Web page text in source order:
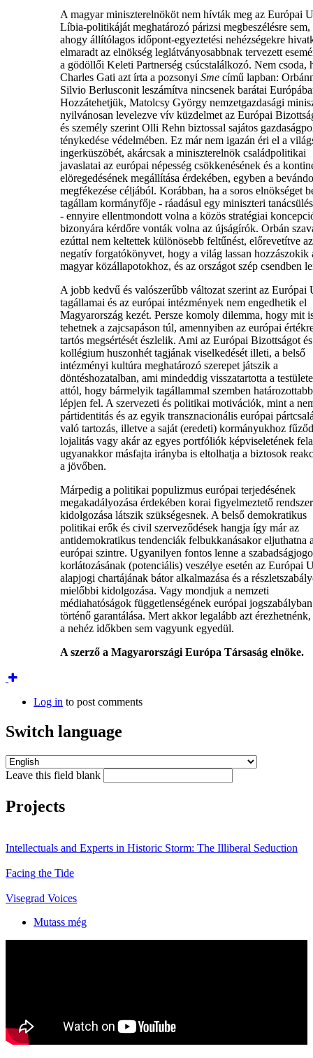
A magyar miniszterelnököt nem hívták meg az Európai
Líbia-politikáját meghatározó párizsi megbeszélésre sem,
ahogy állítólagos időpont-egyeztetési nehézségekre
elmaradt az elnökség leglátványosabbnak tervezett
a gödöllői Keleti Partnerség csúcstalálkozó. Nem csoda,
Charles Gati azt írta a pozsonyi Sme című lapban:
Silvio Berlusconit leszámítva nincsenek barátai
Hozzátehetjük, Matolcsy György nemzetgazdasági
nyilvánosan levelezve vív küzdelmet az Európai
és személy szerint Olli Rehn biztossal sajátos
ténykedése védelmében. Ez már nem igazán éri el a
ingerküszöbét, akárcsak a miniszterelnök családpolitikai
javaslatai az európai népesség csökkenésének és a
elöregedésének megállítása érdekében, egyben a
megfékezése céljából. Korábban, ha a soros elnökséget
tagállam kormányfője - ráadásul egy miniszteri
- ennyire ellentmondott volna a közös stratégiai
bizonyára kérdőre vonták volna az újságírók. Orbán
ezúttal nem keltettek különösebb feltűnést, előrevetítve
negatív forgatókönyvet, hogy a világ lassan hozzászokik
magyar közállapotokhoz, és az országot szép csendben
A jobb kedvű és valószerűbb változat szerint az Európai
tagállamai és az európai intézmények nem engedhetik el
Magyarország kezét. Persze komoly dilemma, hogy mit
tehetnek a zajcsapáson túl, amennyiben az európai
tartós megsértését észlelik. Ami az Európai Bizottságot
kollégium huszonhét tagjának viselkedését illeti, a belső
intézményi kultúra meghatározó szerepet játszik a
döntéshozatalban, ami mindeddig visszatartotta a
attól, hogy bármelyik tagállammal szemben
lépjen fel. A szervezeti és politikai motivációk, mint a
pártidentitás és az egyik transznacionális európai
való tartozás, illetve a saját (eredeti) kormányukhoz
lojalitás vagy akár az egyes portfóliók képviseletének
ugyanakkor másfajta irányba is eltolhatja a biztosok
a jövőben.
Márpedig a politikai populizmus európai terjedésének
megakadályozása érdekében korai figyelmeztető rendszer
kidolgozása látszik szükségesnek. A belső demokratikus
politikai erők és civil szerveződések hangja így már az
antidemokratikus tendenciák felbukkanásakor eljuthatna
európai szintre. Ugyanilyen fontos lenne a
korlátozásának (potenciális) veszélye esetén az Európai
alapjogi chartájának bátor alkalmazása és a
mielőbbi kidolgozása. Vagy mondjuk a nemzeti
médiahatóságok függetlenségének európai jogszabályban
történő garantálása. Mert akkor legalább azt
a nehéz időkben sem vagyunk egyedül.
A szerző a Magyarországi Európa Társaság elnöke.
Log in to post comments
Switch language
Leave this field blank
Projects
Intellectuals and Experts in Historic Storm: The Illiberal Seduction
Facing the Tide
Visegrad Voices
Mutass még